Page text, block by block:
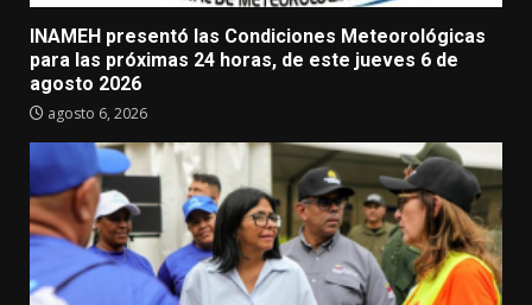
INAMEH presentó las Condiciones Meteorológicas
para las próximas 24 horas, de este jueves 6 de
agosto 2026
agosto 6, 2026